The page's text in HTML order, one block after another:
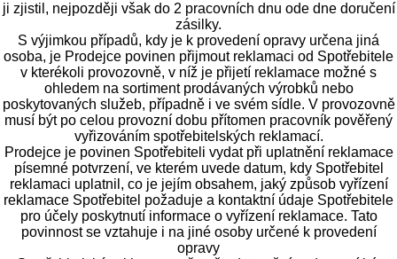
ji zjistil, nejpozději však do 2 pracovních dnu ode dne doručení
zásilky.
S výjimkou případů, kdy je k provedení opravy určena jiná
osoba, je Prodejce povinen přijmout reklamaci od Spotřebitele
v kterékoli provozovně, v níž je přijetí reklamace možné s
ohledem na sortiment prodávaných výrobků nebo
poskytovaných služeb, případně i ve svém sídle. V provozovně
musí být po celou provozní dobu přítomen pracovník pověřený
vyřizováním spotřebitelských reklamací.
Prodejce je povinen Spotřebiteli vydat při uplatnění reklamace
písemné potvrzení, ve kterém uvede datum, kdy Spotřebitel
reklamaci uplatnil, co je jejím obsahem, jaký způsob vyřízení
reklamace Spotřebitel požaduje a kontaktní údaje Spotřebitele
pro účely poskytnutí informace o vyřízení reklamace. Tato
povinnost se vztahuje i na jiné osoby určené k provedení
opravy